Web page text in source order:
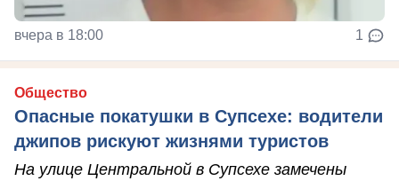
вчера в 18:00 1
Общество
Опасные покатушки в Супсехе: водители
джипов рискуют жизнями туристов
На улице Центральной в Супсехе замечены